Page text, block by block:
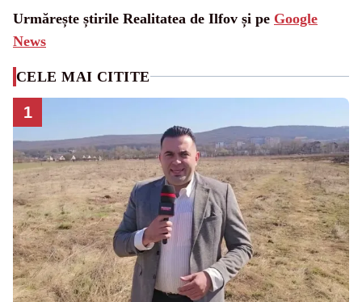
Urmărește știrile Realitatea de Ilfov și pe Google
News
CELE MAI CITITE
1